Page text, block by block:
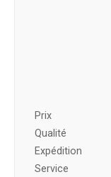
Prix ​​
Qualité
Expédition
Service